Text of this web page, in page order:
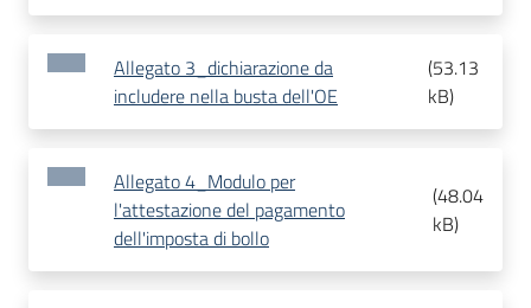
Allegato 3_dichiarazione da
includere nella busta dell'OE
(53.13
kB)
Allegato 4_Modulo per
l'attestazione del pagamento
dell'imposta di bollo
(48.04
kB)